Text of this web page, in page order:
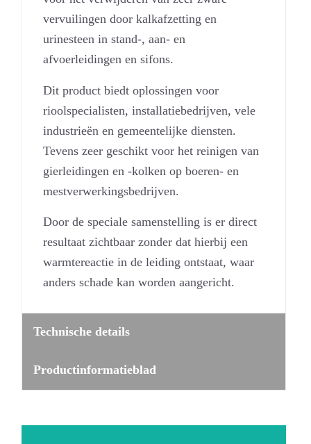
vervuilingen door kalkafzetting en
urinesteen in stand-, aan- en
afvoerleidingen en sifons.
Dit product biedt oplossingen voor
rioolspecialisten, installatiebedrijven, vele
industrieën en gemeentelijke diensten.
Tevens zeer geschikt voor het reinigen van
gierleidingen en -kolken op boeren- en
mestverwerkingsbedrijven.
Door de speciale samenstelling is er direct
resultaat zichtbaar zonder dat hierbij een
warmtereactie in de leiding ontstaat, waar
anders schade kan worden aangericht.
Technische details
Productinformatieblad